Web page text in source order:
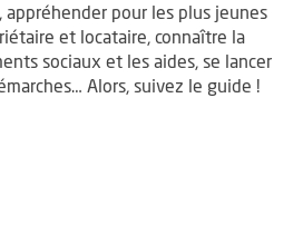
appréhender pour les plus jeunes
et locataire, connaître la
sociaux et les aides, se lancer
Alors, suivez le guide !